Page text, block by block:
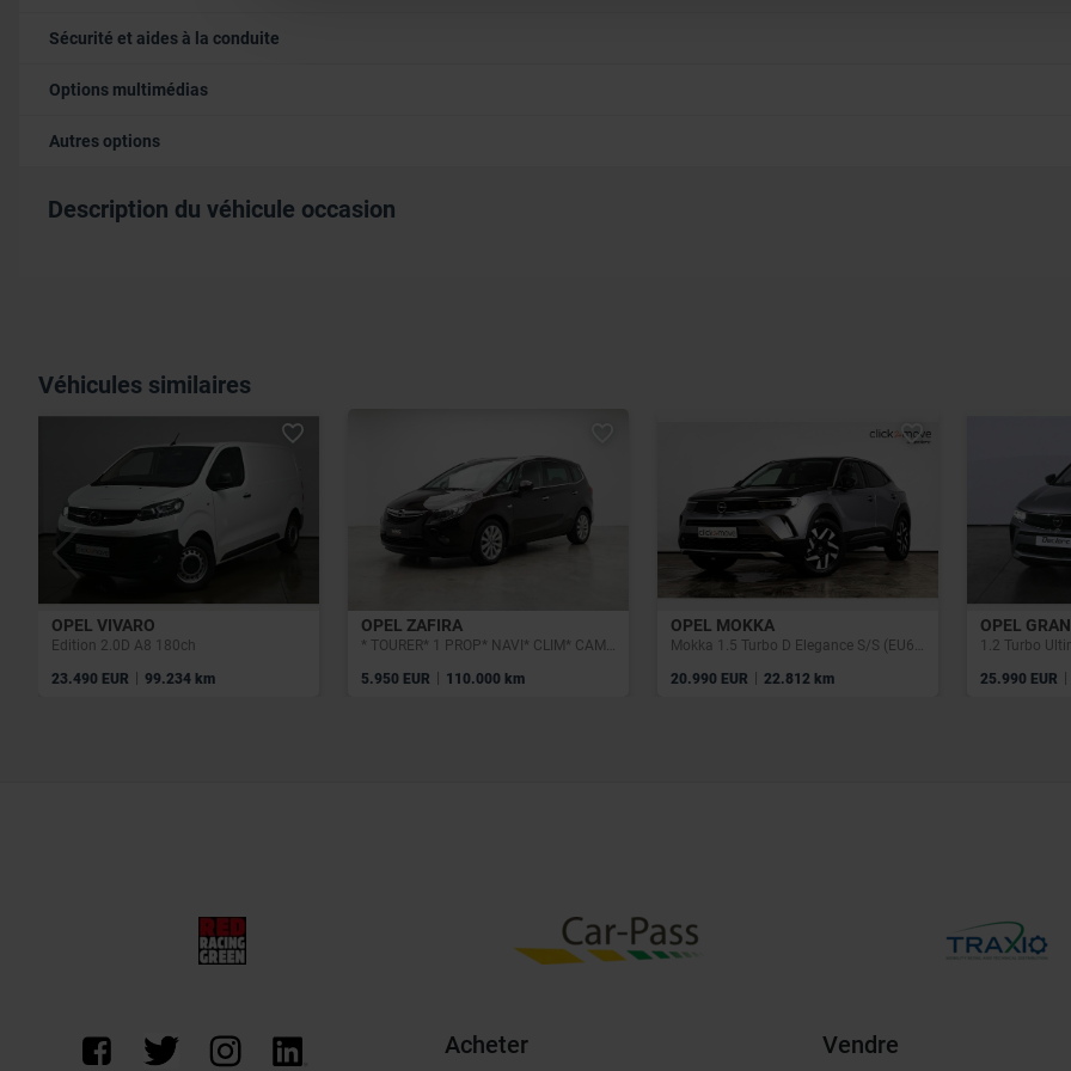
Sécurité et aides à la conduite
Options multimédias
Autres options
Description du véhicule occasion
Véhicules similaires
OPEL VIVARO
Edition 2.0D A8 180ch
23.490 EUR | 99.234 km
OPEL ZAFIRA
* TOURER* 1 PROP* NAVI* CLIM* CAMERA* GARANTIE 12 MOIS*
5.950 EUR | 110.000 km
OPEL MOKKA
Mokka 1.5 Turbo D Elegance S/S (EU6.4)
20.990 EUR | 22.812 km
OPEL
1.2 Turbo
25.990 EUR |
Acheter Vendre